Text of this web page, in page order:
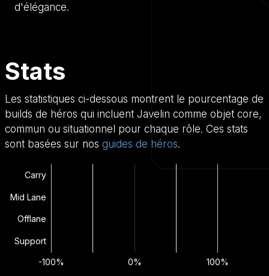
d'élégance.
Stats
Les statistiques ci-dessous montrent le pourcentage de
builds de héros qui incluent Javelin comme objet core,
commun ou situationnel pour chaque rôle. Ces stats
sont basées sur nos guides de héros.
-100% 0% 100%
Carry
Mid Lane
Offlane
Support